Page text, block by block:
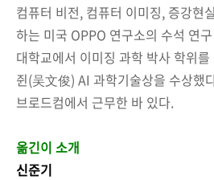
컴퓨터 비전, 컴퓨터 이미징, 증강현
하는 미국 OPPO 연구소의 수석 연
대학교에서 이미징 과학 박사 학위
쥔(吴文俊) AI 과학기술상을 수상했
브로드컴에서 근무한 바 있다.
옮긴이 소개
신준기